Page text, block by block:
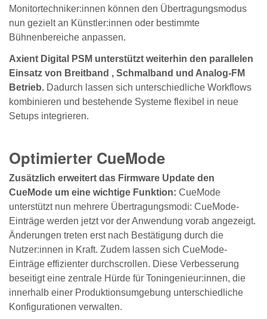
Monitortechniker:innen können den Übertragungsmodus
nun gezielt an Künstler:innen oder bestimmte
Bühnenbereiche anpassen.
Axient Digital PSM unterstützt weiterhin den parallelen
Einsatz von Breitband , Schmalband und Analog-FM
Betrieb. Dadurch lassen sich unterschiedliche Workflows
kombinieren und bestehende Systeme flexibel in neue
Setups integrieren.
Optimierter CueMode
Zusätzlich erweitert das Firmware Update den
CueMode um eine wichtige Funktion: CueMode
unterstützt nun mehrere Übertragungsmodi: CueMode-
Einträge werden jetzt vor der Anwendung vorab angezeigt.
Änderungen treten erst nach Bestätigung durch die
Nutzer:innen in Kraft. Zudem lassen sich CueMode-
Einträge effizienter durchscrollen. Diese Verbesserung
beseitigt eine zentrale Hürde für Toningenieur:innen, die
innerhalb einer Produktionsumgebung unterschiedliche
Konfigurationen verwalten.